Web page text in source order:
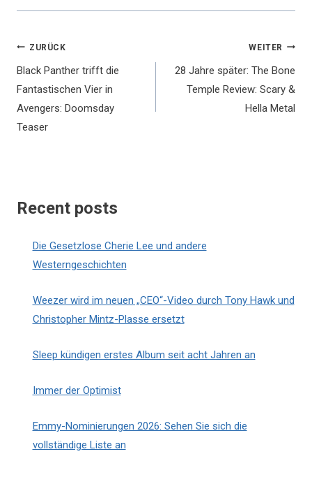
Beitragsnavigation
ZURÜCK
Black Panther trifft die
Fantastischen Vier in
Avengers: Doomsday
Teaser
WEITER
28 Jahre später: The Bone
Temple Review: Scary &
Hella Metal
Recent posts
Die Gesetzlose Cherie Lee und andere
Westerngeschichten
Weezer wird im neuen „CEO“-Video durch Tony Hawk und
Christopher Mintz-Plasse ersetzt
Sleep kündigen erstes Album seit acht Jahren an
Immer der Optimist
Emmy-Nominierungen 2026: Sehen Sie sich die
vollständige Liste an